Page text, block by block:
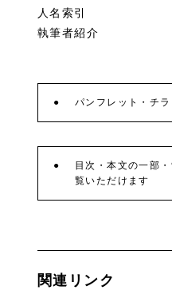
人名索引
執筆者紹介
パンフレット・チラ
目次・本文の一部
覧いただけます
関連リンク